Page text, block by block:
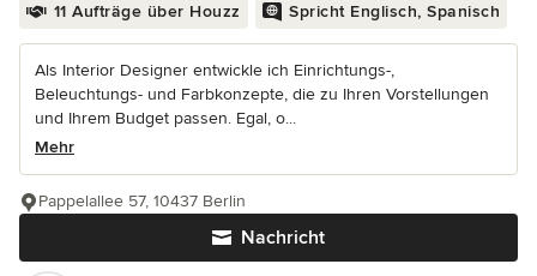
11 Aufträge über Houzz Spricht Englisch, Spanisch
Als Interior Designer entwickle ich Einrichtungs-,
Beleuchtungs- und Farbkonzepte, die zu Ihren Vorstellungen
und Ihrem Budget passen. Egal, o...
Mehr
Nachricht
Pappelallee 57, 10437 Berlin